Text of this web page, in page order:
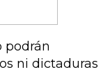
podrán
ni dictaduras